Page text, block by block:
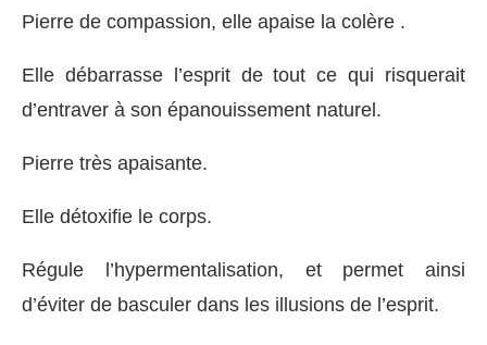
Pierre de compassion, elle apaise la colère .
Elle débarrasse l’esprit de tout ce qui risquerait
d’entraver à son épanouissement naturel.
Pierre très apaisante.
Elle détoxifie le corps.
Régule l’hypermentalisation, et permet ainsi
d’éviter de basculer dans les illusions de l’esprit.